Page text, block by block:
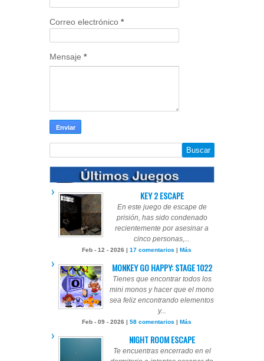
Correo electrónico *
Mensaje *
KEY 2 ESCAPE
En este juego de escape de
prisión, has sido condenado
recientemente por asesinar a
cinco personas,...
Feb - 12 - 2026 | 17 comentarios Más
MONKEY GO HAPPY: STAGE 1022
Tienes que encontrar todos los
mini monos y hacer que el mono
sea feliz encontrando elementos
y...
Feb - 09 - 2026 | 58 comentarios Más
NIGHT ROOM ESCAPE
Te encuentras encerrado en el